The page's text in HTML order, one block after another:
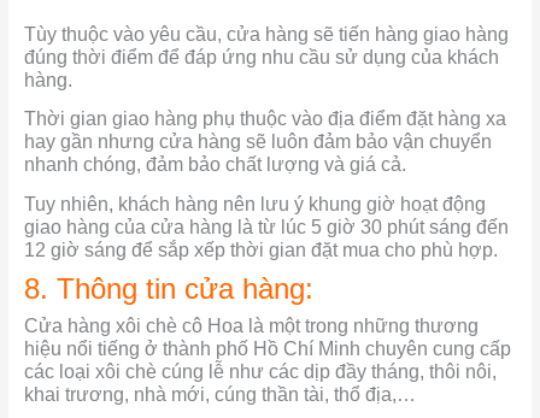
Tùy thuộc vào yêu cầu, cửa hàng sẽ tiến hàng giao hàng
đúng thời điểm để đáp ứng nhu cầu sử dụng của khách
hàng.
Thời gian giao hàng phụ thuộc vào địa điểm đặt hàng xa
hay gần nhưng cửa hàng sẽ luôn đảm bảo vận chuyển
nhanh chóng, đảm bảo chất lượng và giá cả.
Tuy nhiên, khách hàng nên lưu ý khung giờ hoạt động
giao hàng của cửa hàng là từ lúc 5 giờ 30 phút sáng đến
12 giờ sáng để sắp xếp thời gian đặt mua cho phù hợp.
8. Thông tin cửa hàng:
Cửa hàng xôi chè cô Hoa là một trong những thương
hiệu nổi tiếng ở thành phố Hồ Chí Minh chuyên cung cấp
các loại xôi chè cúng lễ như các dịp đầy tháng, thôi nôi,
khai trương, nhà mới, cúng thần tài, thổ địa,…